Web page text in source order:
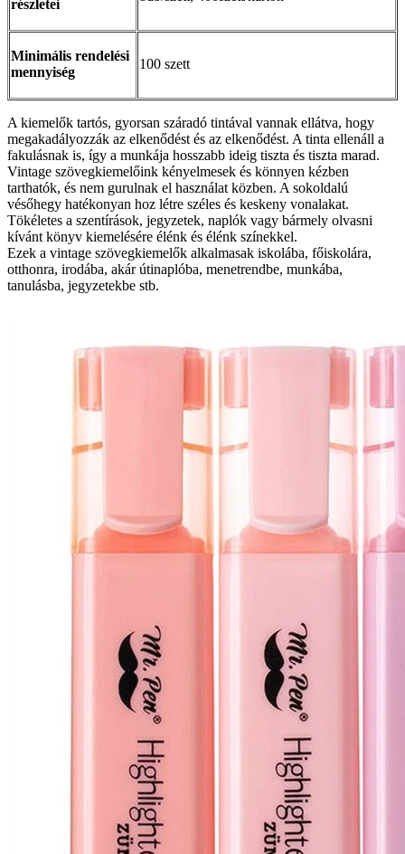
részletei
Minimális rendelési
mennyiség
100 szett
A kiemelők tartós, gyorsan száradó tintával vannak ellátva, hogy
megakadályozzák az elkenődést és az elkenődést. A tinta ellenáll a
fakulásnak is, így a munkája hosszabb ideig tiszta és tiszta marad.
Vintage szövegkiemelőink kényelmesek és könnyen kézben
tarthatók, és nem gurulnak el használat közben. A sokoldalú
vésőhegy hatékonyan hoz létre széles és keskeny vonalakat.
Tökéletes a szentírások, jegyzetek, naplók vagy bármely olvasni
kívánt könyv kiemelésére élénk és élénk színekkel.
Ezek a vintage szövegkiemelők alkalmasak iskolába, főiskolára,
otthonra, irodába, akár útinaplóba, menetrendbe, munkába,
tanulásba, jegyzetekbe stb.